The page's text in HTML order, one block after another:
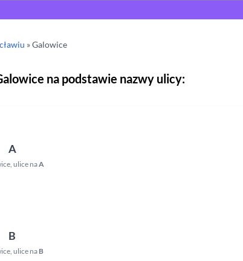
»Galowice
na podstawie nazwy ulicy:
A
, ulice naA
B
,ulice na B